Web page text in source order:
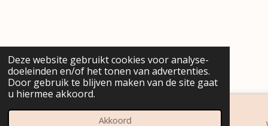
Deze website gebruikt cookies voor analyse-
doeleinden en/of het tonen van advertenties.
Door gebruik te blijven maken van de site gaat
u hiermee akkoord.
Akkoord
Telefoonnummer